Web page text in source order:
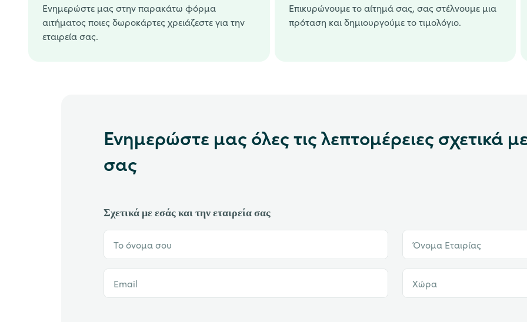
Ενημερώστε μας στην παρακάτω φόρμα
αιτήματος ποιες δωροκάρτες χρειάζεστε για την
εταιρεία σας.
Επικυρώνουμε το αίτημά σας, σας στέλνουμε μια
πρόταση και δημιουργούμε το τιμολόγιο.
Ενημερώστε μας όλες τις λεπτομέρειες σχετικά
σας
Σχετικά με εσάς και την εταιρεία σας
Το όνομα σου Όνομα Εταιρίας
Email Χώρα